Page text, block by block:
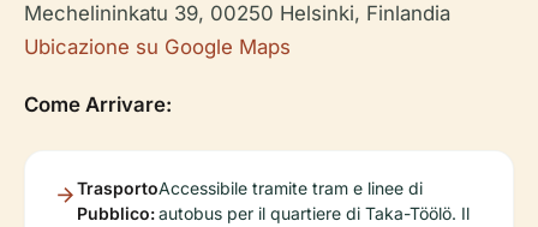
Mechelininkatu 39, 00250 Helsinki, Finlandia
Ubicazione su Google Maps
Come Arrivare:
Trasporto
Pubblico:
Accessibile tramite tram e linee di
autobus per il quartiere di Taka-Töölö. Il